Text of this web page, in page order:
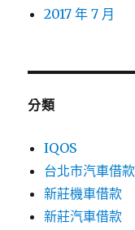
2017 年 7 月
分類
IQOS
台北市汽車借款
新莊機車借款
新莊汽車借款